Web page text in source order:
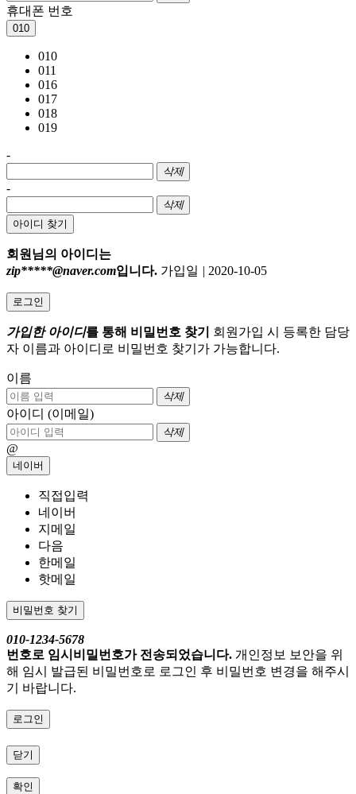
휴대폰 번호
010
010
011
016
017
018
019
-
삭제
-
삭제
아이디 찾기
회원님의 아이디는
zip*****@naver.com입니다. 가입일 | 2020-10-05
로그인
가입한 아이디를 통해 비밀번호 찾기
회원가입 시 등록한 담당
자 이름과 아이디로 비밀번호 찾기가 가능합니다.
이름
삭제
아이디 (이메일)
삭제
@
네이버
직접입력
네이버
지메일
다음
한메일
핫메일
비밀번호 찾기
010-1234-5678
번호로 임시비밀번호가 전송되었습니다. 개인정보 보안을 위
해 임시 발급된 비밀번호로 로그인 후 비밀번호 변경을 해주시
기 바랍니다.
로그인
닫기
확인